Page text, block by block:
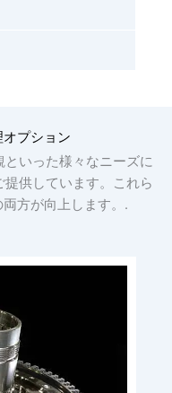
プション
いった様々なニーズに
供しています。これら
方が向上します。.